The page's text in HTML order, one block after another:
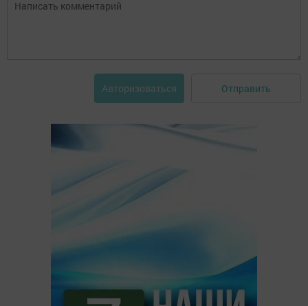
Авторизоваться Отправить